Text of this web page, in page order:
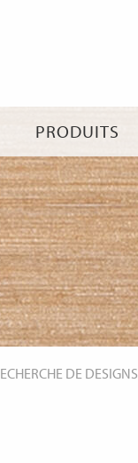
PRODUITS
DE DESIGNS